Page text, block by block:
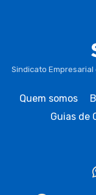
Sindicato
Quem somos
Guias de